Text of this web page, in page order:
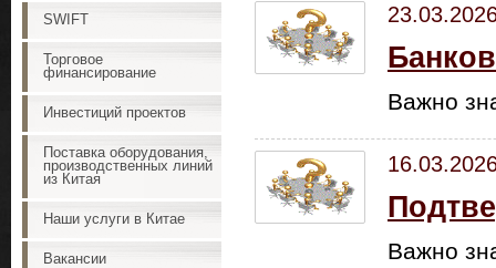
SWIFT
Торговое
финансирование
Инвестиций проектов
Поставка оборудования,
производственных линий
из Китая
Наши услуги в Китае
Вакансии
Важно
Важно